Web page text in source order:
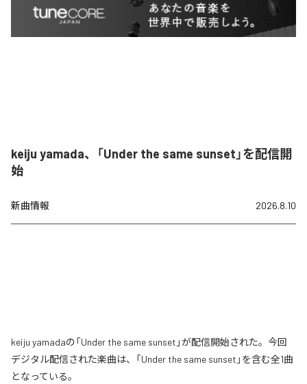
keiju yamada、「Under the same sunset」を配信開
始
新曲情報 2026.8.10
keiju yamadaの「Under the same sunset」が配信開始された。今回
デジタル配信された楽曲は、「Under the same sunset」を含む全1曲
となっている。